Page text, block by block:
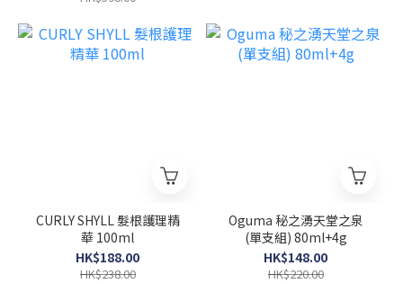
CURLY SHYLL 髮根護理精
華 100ml
HK$188.00
HK$238.00
Oguma 秘之湧天堂之泉
(單支組) 80ml+4g
HK$148.00
HK$220.00